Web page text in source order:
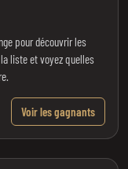
pour découvrir les
liste et voyez quelles
Voir les gagnants